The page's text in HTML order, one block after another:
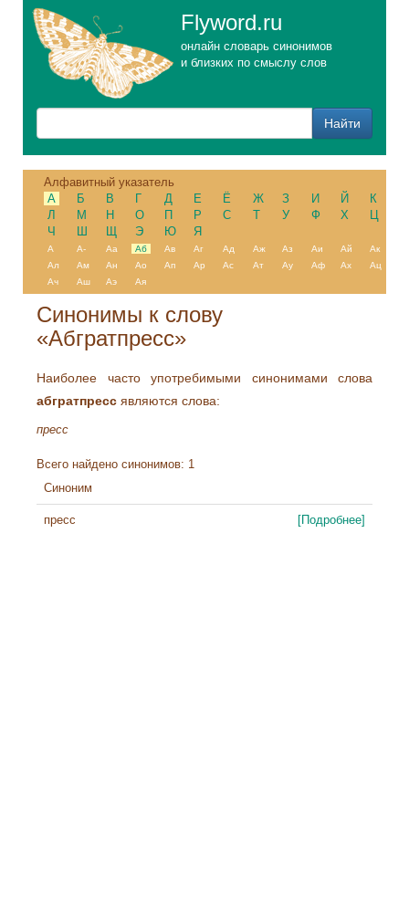
Flyword.ru
онлайн словарь синонимов
и близких по смыслу слов
Алфавитный указатель
А
Б В Г Д Е Ё Ж З И Й
К
Л
М Н О П Р С Т У Ф Х
Ц
Ч
Ш Щ Э Ю Я
А А- Аа Аб Ав Аг Ад Аж Аз Аи Ай
Ак
Ал
Ам Ан Ао Ап Ар Ас Ат Ау Аф Ах
Ац
Ач
Аш Аэ Ая
Синонимы к слову
«Абгратпресс»
Наиболее часто употребимыми синонимами слова
абгратпресс являются слова:
пресс
Всего найдено синонимов: 1
Синоним
пресс [Подробнее]